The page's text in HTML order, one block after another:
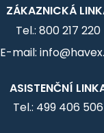
ZÁKAZNICKÁ
Tel.: 800 217 220
E-mail:
ASISTENČNÍ
Tel.: 499 406 506